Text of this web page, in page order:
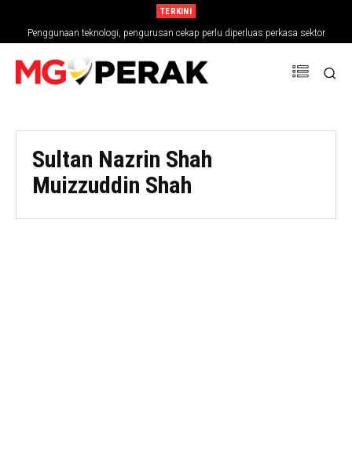
TERKINI
Penggunaan teknologi, pengurusan cekap perlu diperluas perkasa sektor
pertanian
Sultan Nazrin Shah
Muizzuddin Shah